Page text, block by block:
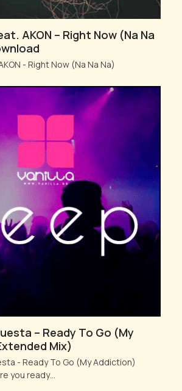
AKON – Right Now (Na Na
- Right Now (Na Na Na)
– Ready To Go (My
Mix)
- Ready To Go (My Addiction)
you ready…